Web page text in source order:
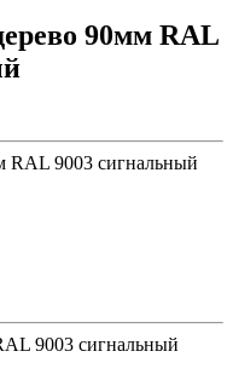
90мм RAL
9003 сигнальный